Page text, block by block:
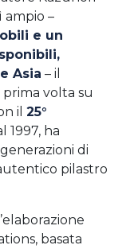
ampio –
e un
Asia – il
volta su
il 25°
1997, ha
di
pilastro
basata